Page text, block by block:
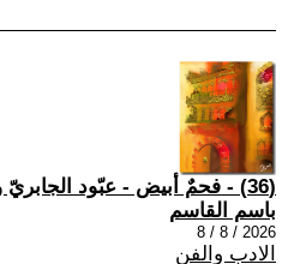
(36) - فحمٌ أبيض - عبّود الجابريّ وامتيازُ المُفارقَة
باسم القاسم
2026 / 8 / 8
الادب والفن